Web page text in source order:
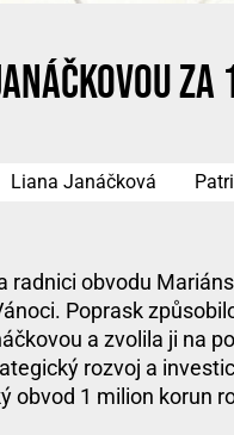
za
Liana Janáčková
radnici obvodu
Poprask
a zvolila ji na
rozvoj a
obvod 1 milion korun